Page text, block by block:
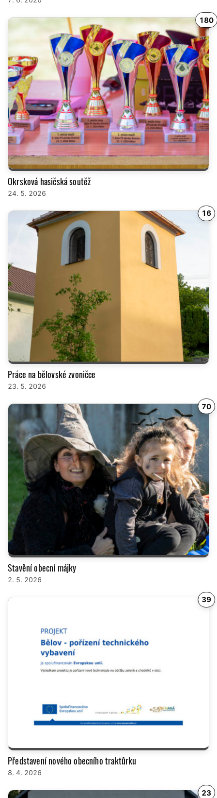
180
Okrsková hasičská soutěž
24. 5. 2026
16
Práce na bělovské zvoničce
23. 5. 2026
70
Stavění obecní májky
2. 5. 2026
39
Představení nového obecního traktůrku
8. 4. 2026
23